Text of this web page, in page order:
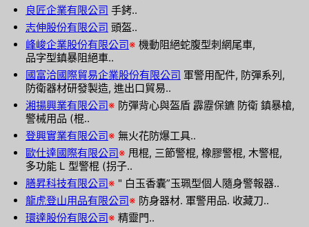
良匠企業有限公司 手銬..
志伸股份有限公司 頭盔..
峰峻企業股份有限公司※ 機動阻絕蛇腹型刺網尾車,
品字型鎮暴阻絕車..
國富洽國際貿易企業股份有限公司 軍警用配件, 防彈系列,
防衛器材研發製造, 進出口貿易..
湘揚興業有限公司※ 防彈背心與盔盾 霹靂保鑣 防衛 鎮暴槍,
警械用品 (棍..
登興實業有限公司※ 無火花防爆工具..
歐仕達國際有限公司※ 甩棍, 三節警棍, 橡膠警棍, 木警棍,
多功能 L 型警棍 (拐子..
膳昇科技有限公司※ " 白玉香囊”玉珮型個人隨身警報器..
龍虎登山用品有限公司※ 防身器材. 軍警用品. 收藏刀..
環達股份有限公司※ 精靈門..